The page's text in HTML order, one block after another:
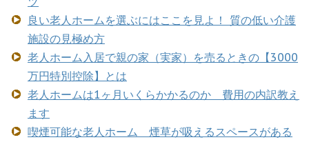
良い老人ホームを選ぶにはここを見よ！ 質の低い介護
施設の見極め方
老人ホーム入居で親の家（実家）を売るときの【3000
万円特別控除】とは
老人ホームは1ヶ月いくらかかるのか 費用の内訳教え
ます
喫煙可能な老人ホーム 煙草が吸えるスペースがある